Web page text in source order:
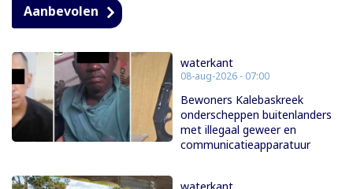
Aanbevolen
waterkant
08-aug-2026 - 07:00
Bewoners Kalebaskreek
onderscheppen buitenlanders
met illegaal geweer en
communicatieapparatuur